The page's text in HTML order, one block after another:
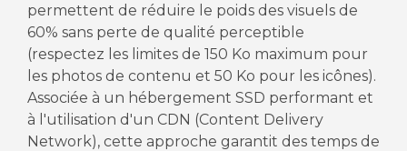
permettent de réduire le poids des visuels de
60% sans perte de qualité perceptible
(respectez les limites de 150 Ko maximum pour
les photos de contenu et 50 Ko pour les icônes).
Associée à un hébergement SSD performant et
à l'utilisation d'un CDN (Content Delivery
Network), cette approche garantit des temps de